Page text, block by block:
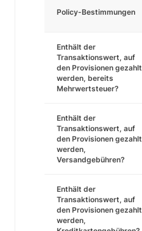
Policy-Bestimmungen
Enthält der
Transaktionswert, auf
den Provisionen gezahlt
werden, bereits
Mehrwertsteuer?
Enthält der
Transaktionswert, auf
den Provisionen gezahlt
werden,
Versandgebühren?
Enthält der
Transaktionswert, auf
den Provisionen gezahlt
werden,